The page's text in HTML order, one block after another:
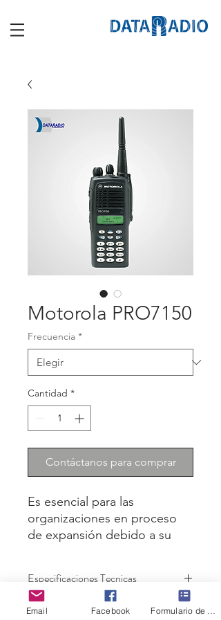
Motorola PRO7150
Frecuencia *
Cantidad *
Contáctanos para comprar
Es esencial para las
organizaciones en proceso
de expansión debido a su
brindan una cobertura más
amplia de llamadas  y
Especificaciones Tecnicas
128 Canales Convencionales
Email Facebook